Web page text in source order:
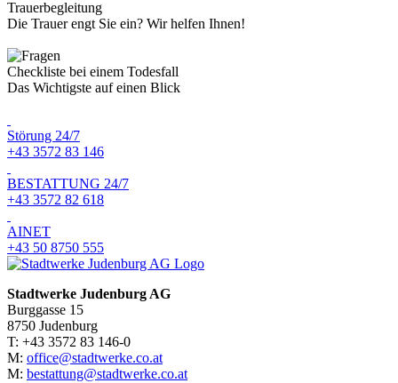
Trauerbegleitung
Die Trauer engt Sie ein? Wir helfen Ihnen!
Checkliste bei einem Todesfall
Das Wichtigste auf einen Blick
Störung 24/7
+43 3572 83 146
BESTATTUNG 24/7
+43 3572 82 618
AINET
+43 50 8750 555
Stadtwerke Judenburg AG
Burggasse 15
8750 Judenburg
T: +43 3572 83 146-0
M: office@stadtwerke.co.at
M: bestattung@stadtwerke.co.at